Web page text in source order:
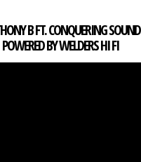
B FT. CONQUERING SOUND
POWERED BY WELDERS HI FI